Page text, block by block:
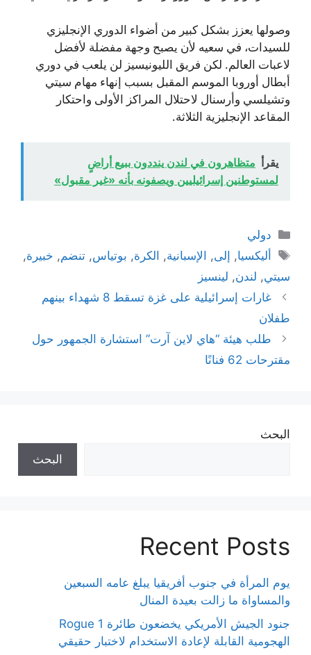
وصولها يعزز بشكل كبير من أضواء الدوري الإنجليزي
للسيدات، في سعيه لأن يصبح وجهة مفضلة لأفضل
لاعبات العالم. لكن فريق الليونيسيز لن يلعب في دوري
أبطال أوروبا الموسم المقبل بسبب إنهاء مهام سيتي
وتشيلسي وأرسنال لاحتلال المراكز الأولى واحتكار
المقاعد الإنجليزية الثلاثة.
يقرأ متظاهرون في لندن ينددون ببيع أراضٍ
لمستوطنين إسرائيليين ويصفونه بأنه «غير مقبول»
التصنيفات
دولي
الوسوم
أليكسيا, إلى, الإسبانية, الكرة, بوتياس,تنضم, خبيرة,
سيتي, لندن, لينسيز
غارات إسرائيلية على غزة تسقط 8 شهداء بينهم
طفلان
طلب هيئة “هاي لاين آرت” استشارة الجمهور حول
مقترحات 62 فنانًا
البحث
البحث
Recent Posts
يوم المرأة في جنوب أفريقيا يبلغ عامه السبعين
والمساواة ما زالت بعيدة المنال
جنود الجيش الأمريكي يخضعون طائرة Rogue 1
الهجومية القابلة لإعادة الاستخدام لاختبار حقيقي